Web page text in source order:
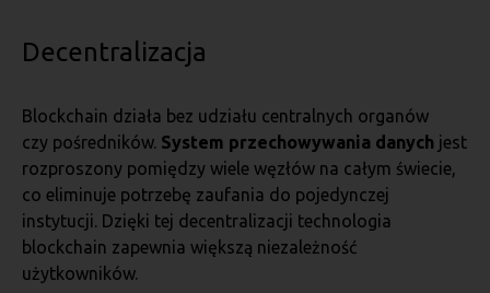
Decentralizacja
Blockchain działa bez udziału centralnych organów
czy pośredników. System przechowywania danych jest
rozproszony pomiędzy wiele węzłów na całym świecie,
co eliminuje potrzebę zaufania do pojedynczej
instytucji. Dzięki tej decentralizacji technologia
blockchain zapewnia większą niezależność
użytkowników.